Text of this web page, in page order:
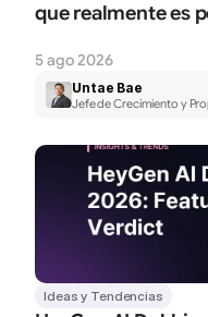
que realmente es
5 ago 2026
Untae Bae
Jefe de Crecimiento y
Ideas y Tendencias